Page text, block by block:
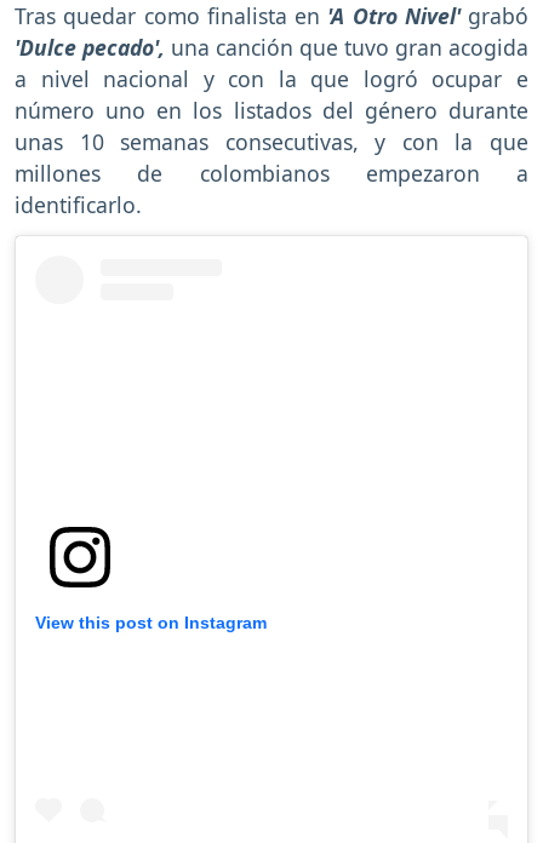
Tras quedar como finalista en 'A Otro Nivel'grabó
'Dulce pecado', una canción que tuvo gran acogida
a nivel nacional y con la que logró ocupar e
número uno en los listados del género durante
unas 10 semanas consecutivas, y con la que
millones de colombianos empezaron a
identificarlo.
View this post on Instagram